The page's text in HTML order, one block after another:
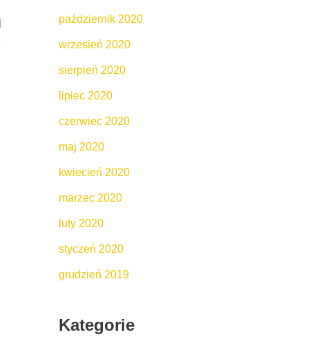
październik 2020
wrzesień 2020
sierpień 2020
lipiec 2020
czerwiec 2020
maj 2020
kwiecień 2020
marzec 2020
luty 2020
styczeń 2020
grudzień 2019
Kategorie